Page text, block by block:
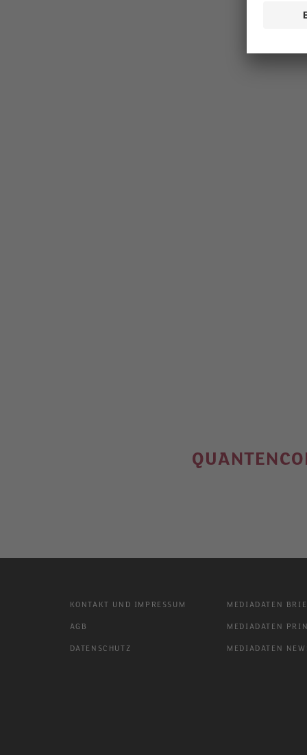
KONTAKT UND IMPRESSUM
AGB
DATENSCHUTZ
MEDIADATEN
MEDIADATEN
MEDIADATEN